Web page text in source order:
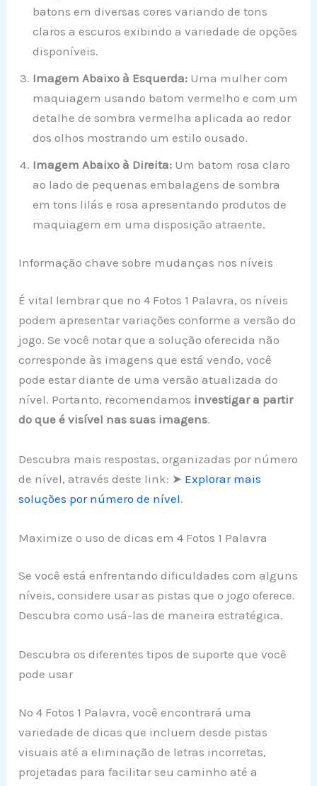
batons em diversas cores variando de tons
claros a escuros exibindo a variedade de opções
disponíveis.
Imagem Abaixo à Esquerda: Uma mulher com
maquiagem usando batom vermelho e com um
detalhe de sombra vermelha aplicada ao redor
dos olhos mostrando um estilo ousado.
Imagem Abaixo à Direita: Um batom rosa claro
ao lado de pequenas embalagens de sombra
em tons lilás e rosa apresentando produtos de
maquiagem em uma disposição atraente.
Informação chave sobre mudanças nos níveis
É vital lembrar que no 4 Fotos 1 Palavra, os níveis
podem apresentar variações conforme a versão do
jogo. Se você notar que a solução oferecida não
corresponde às imagens que está vendo, você
pode estar diante de uma versão atualizada do
nível. Portanto, recomendamos investigar a partir
do que é visível nas suas imagens.
Descubra mais respostas, organizadas por número
de nível, através deste link: ➤ Explorar mais
soluções por número de nível.
Maximize o uso de dicas em 4 Fotos 1 Palavra
Se você está enfrentando dificuldades com alguns
níveis, considere usar as pistas que o jogo oferece.
Descubra como usá-las de maneira estratégica.
Descubra os diferentes tipos de suporte que você
pode usar
No 4 Fotos 1 Palavra, você encontrará uma
variedade de dicas que incluem desde pistas
visuais até a eliminação de letras incorretas,
projetadas para facilitar seu caminho até a